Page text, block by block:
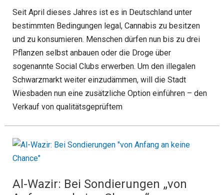
Seit April dieses Jahres ist es in Deutschland unter
bestimmten Bedingungen legal, Cannabis zu besitzen
und zu konsumieren. Menschen dürfen nun bis zu drei
Pflanzen selbst anbauen oder die Droge über
sogenannte Social Clubs erwerben. Um den illegalen
Schwarzmarkt weiter einzudämmen, will die Stadt
Wiesbaden nun eine zusätzliche Option einführen – den
Verkauf von qualitätsgeprüftem
Al-Wazir: Bei Sondierungen „von